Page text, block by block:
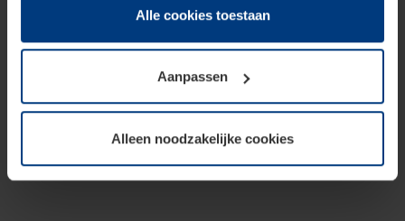
Juridisch hebben wij het recht om cookies op uw
van deze pagina's absoluut vereist is. Voor alle andere
soorten cookies is uw toestemming benodigd. Uw
toestemming kunt u op elk moment bij de uitleg van de
wijzigen of herroepen.
Alle cookies toestaan
Aanpassen
Alleen noodzakelijke cookies